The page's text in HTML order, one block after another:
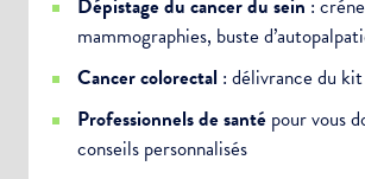
Dépistage du cancer du sein :
mammographies, buste
Cancer colorectal : délivrance du
Professionnels de santé pour vous
conseils personnalisés